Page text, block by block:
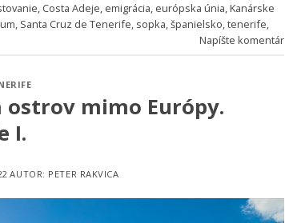
, Costa Adeje, emigrácia, európska únia,Kanárske
, Santa Cruz de Tenerife, sopka,španielsko,tenerife,
Napíšte komentár
ostrov mimo Európy.
I.
AUTOR: PETER RAKVICA